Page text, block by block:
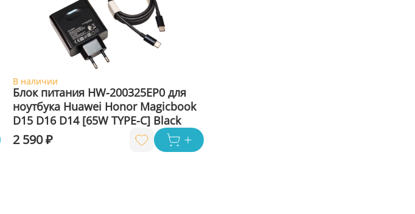
В наличии
Блок питания HW-200325EP0 для
ноутбука Huawei Honor Magicbook
D15 D16 D14 [65W TYPE-C] Black
2 590 ₽